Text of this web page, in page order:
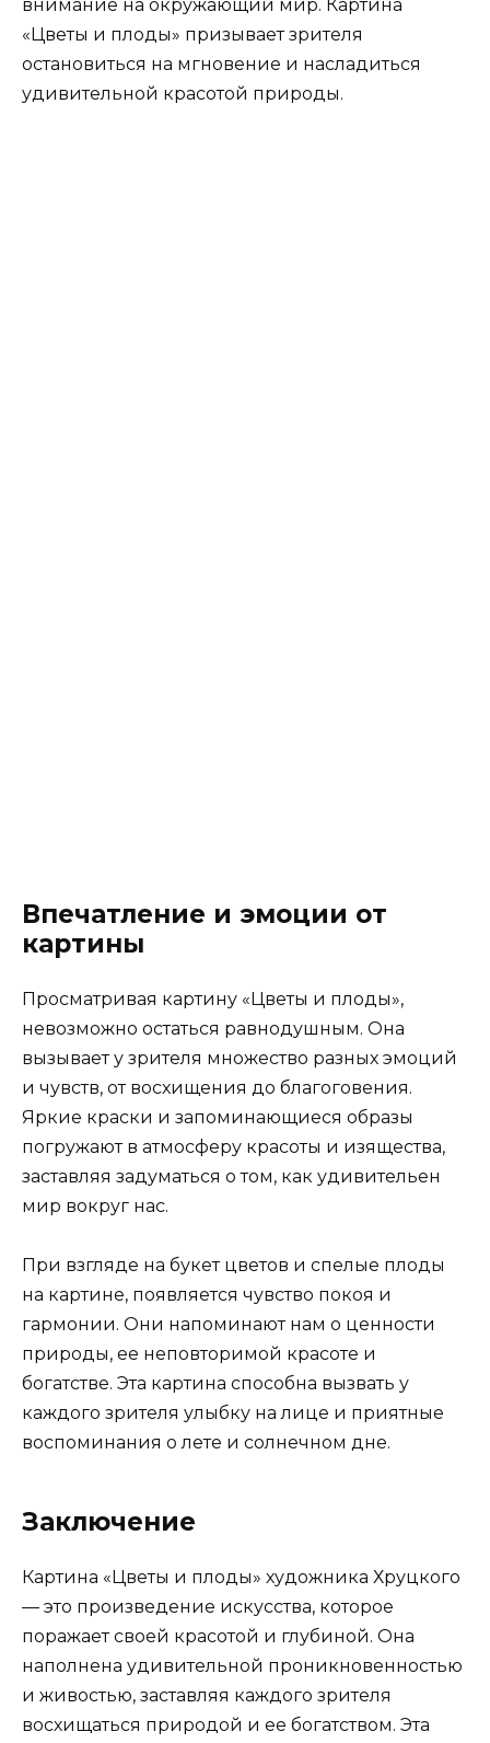
внимание на окружающий мир. Картина
«Цветы и плоды» призывает зрителя
остановиться на мгновение и насладиться
удивительной красотой природы.
Впечатление и эмоции от
картины
Просматривая картину «Цветы и плоды»,
невозможно остаться равнодушным. Она
вызывает у зрителя множество разных эмоций
и чувств, от восхищения до благоговения.
Яркие краски и запоминающиеся образы
погружают в атмосферу красоты и изящества,
заставляя задуматься о том, как удивительен
мир вокруг нас.
При взгляде на букет цветов и спелые плоды
на картине, появляется чувство покоя и
гармонии. Они напоминают нам о ценности
природы, ее неповторимой красоте и
богатстве. Эта картина способна вызвать у
каждого зрителя улыбку на лице и приятные
воспоминания о лете и солнечном дне.
Заключение
Картина «Цветы и плоды» художника Хруцкого
— это произведение искусства, которое
поражает своей красотой и глубиной. Она
наполнена удивительной проникновенностью
и живостью, заставляя каждого зрителя
восхищаться природой и ее богатством. Эта